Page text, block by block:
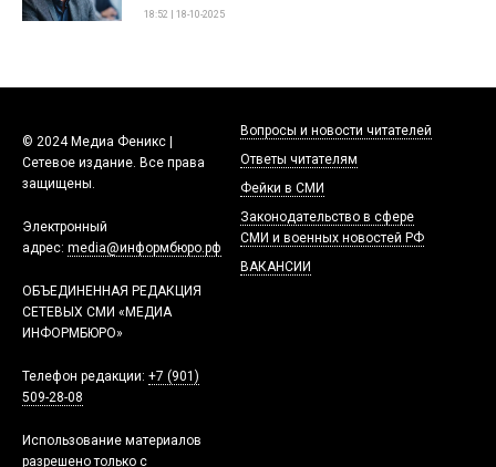
18:52 | 18-10-2025
© 2024 Медиа Феникс |
Сетевое издание. Все права
защищены.
Электронный
адрес: media@информбюро.рф
ОБЪЕДИНЕННАЯ РЕДАКЦИЯ
СЕТЕВЫХ СМИ «МЕДИА
ИНФОРМБЮРО»
Телефон редакции: +7 (901)
509-28-08
Использование материалов
разрешено только с
Вопросы и новости читателей
Ответы читателям
Фейки в СМИ
Законодательство в сфере
СМИ и военных новостей РФ
ВАКАНСИИ